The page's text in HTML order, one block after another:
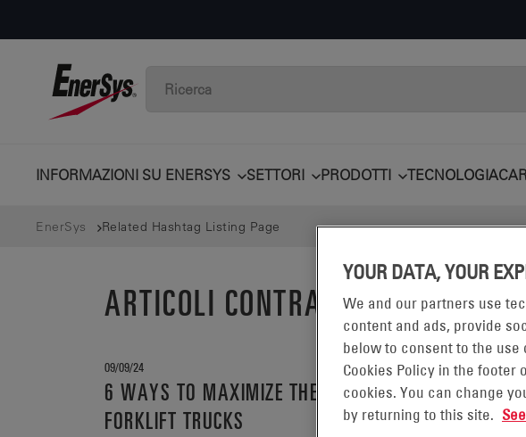
INFORMAZIONI SU ENERSYS SETTORI PRODOTTI TECNOLOGIA
EnerSys Related Hashtag Listing Page
ARTICOLI CONTRASSEGNATI CON
09/09/24
6 WAYS TO MAXIMIZE THE BENEFITS OF FLEXIBLE
FORKLIFT TRUCKS
YOUR DATA, YOUR
We and our partners use
content and ads, provide
below to consent to the
Cookies Policy in the footer
cookies. You can change
by returning to this site.